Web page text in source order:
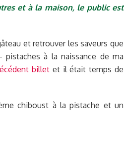
et à la maison, le public est
et retrouver les saveurs que
pistaches à la naissance de ma
billet et il était temps de
chiboust à la pistache et un